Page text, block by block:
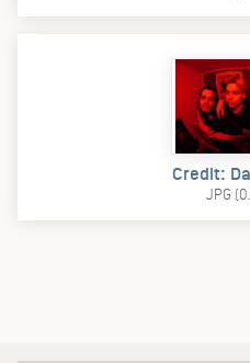
Credit:
JPG